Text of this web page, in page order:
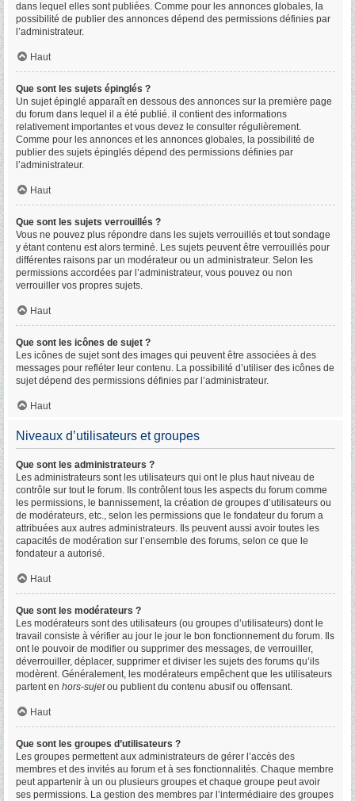
dans lequel elles sont publiées. Comme pour les annonces globales, la
possibilité de publier des annonces dépend des permissions définies par
l’administrateur.
Haut
Que sont les sujets épinglés ?
Un sujet épinglé apparaît en dessous des annonces sur la première page
du forum dans lequel il a été publié. il contient des informations
relativement importantes et vous devez le consulter régulièrement.
Comme pour les annonces et les annonces globales, la possibilité de
publier des sujets épinglés dépend des permissions définies par
l’administrateur.
Haut
Que sont les sujets verrouillés ?
Vous ne pouvez plus répondre dans les sujets verrouillés et tout sondage
y étant contenu est alors terminé. Les sujets peuvent être verrouillés pour
différentes raisons par un modérateur ou un administrateur. Selon les
permissions accordées par l’administrateur, vous pouvez ou non
verrouiller vos propres sujets.
Haut
Que sont les icônes de sujet ?
Les icônes de sujet sont des images qui peuvent être associées à des
messages pour refléter leur contenu. La possibilité d’utiliser des icônes de
sujet dépend des permissions définies par l’administrateur.
Haut
Niveaux d’utilisateurs et groupes
Que sont les administrateurs ?
Les administrateurs sont les utilisateurs qui ont le plus haut niveau de
contrôle sur tout le forum. Ils contrôlent tous les aspects du forum comme
les permissions, le bannissement, la création de groupes d’utilisateurs ou
de modérateurs, etc., selon les permissions que le fondateur du forum a
attribuées aux autres administrateurs. Ils peuvent aussi avoir toutes les
capacités de modération sur l’ensemble des forums, selon ce que le
fondateur a autorisé.
Haut
Que sont les modérateurs ?
Les modérateurs sont des utilisateurs (ou groupes d’utilisateurs) dont le
travail consiste à vérifier au jour le jour le bon fonctionnement du forum. Ils
ont le pouvoir de modifier ou supprimer des messages, de verrouiller,
déverrouiller, déplacer, supprimer et diviser les sujets des forums qu’ils
modèrent. Généralement, les modérateurs empêchent que les utilisateurs
partent en hors-sujetou publient du contenu abusif ou offensant.
Haut
Que sont les groupes d’utilisateurs ?
Les groupes permettent aux administrateurs de gérer l’accès des
membres et des invités au forum et à ses fonctionnalités. Chaque membre
peut appartenir à un ou plusieurs groupes et chaque groupe peut avoir
ses permissions. La gestion des membres par l’intermédiaire des groupes